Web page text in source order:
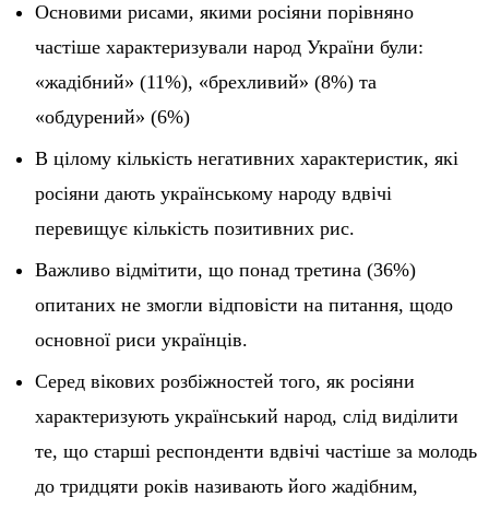
Основими рисами, якими росіяни порівняно
частіше характеризували народ України були:
«жадібний» (11%), «брехливий» (8%) та
«обдурений» (6%)
В цілому кількість негативних характеристик, які
росіяни дають українському народу вдвічі
перевищує кількість позитивних рис.
Важливо відмітити, що понад третина (36%)
опитаних не змогли відповісти на питання, щодо
основної риси українців.
Серед вікових розбіжностей того, як росіяни
характеризують український народ, слід виділити
те, що старші респонденти вдвічі частіше за молодь
до тридцяти років називають його жадібним,